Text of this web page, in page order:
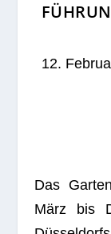
12.
Das
März bis